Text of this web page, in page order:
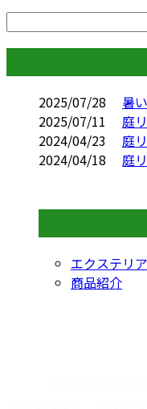
2025/07/28
暑
2025/07/11
庭
2024/04/23
庭
2024/04/18
庭
エクステリ
商品紹介